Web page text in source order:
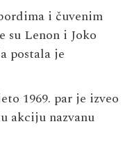
i čuvenim
su Lenon i Joko
postala je
1969. par je izveo
akciju nazvanu